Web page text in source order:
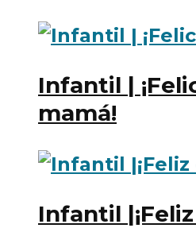
Infantil |
mamá!
Infantil